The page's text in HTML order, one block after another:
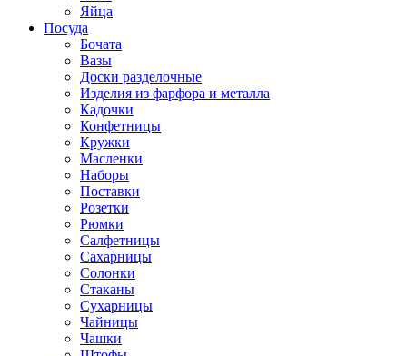
Яйца
Посуда
Бочата
Вазы
Доски разделочные
Изделия из фарфора и металла
Кадочки
Конфетницы
Кружки
Масленки
Наборы
Поставки
Розетки
Рюмки
Салфетницы
Сахарницы
Солонки
Стаканы
Сухарницы
Чайницы
Чашки